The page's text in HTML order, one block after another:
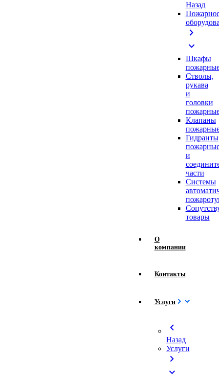
Назад
chevron_right
expand_more
Шкафы
Стволы,
рукава
и
головки
Клапаны
Гидранты
и
части
Системы
товары
О
компании
Контакты
Услуги
chevron_left
Назад
Услуги
chevron_right
expand_more